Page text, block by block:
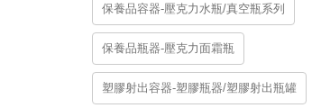
保養品容器-壓克力水瓶/真空瓶系列
保養品瓶器-壓克力面霜瓶
塑膠射出容器-塑膠瓶器/塑膠射出瓶罐